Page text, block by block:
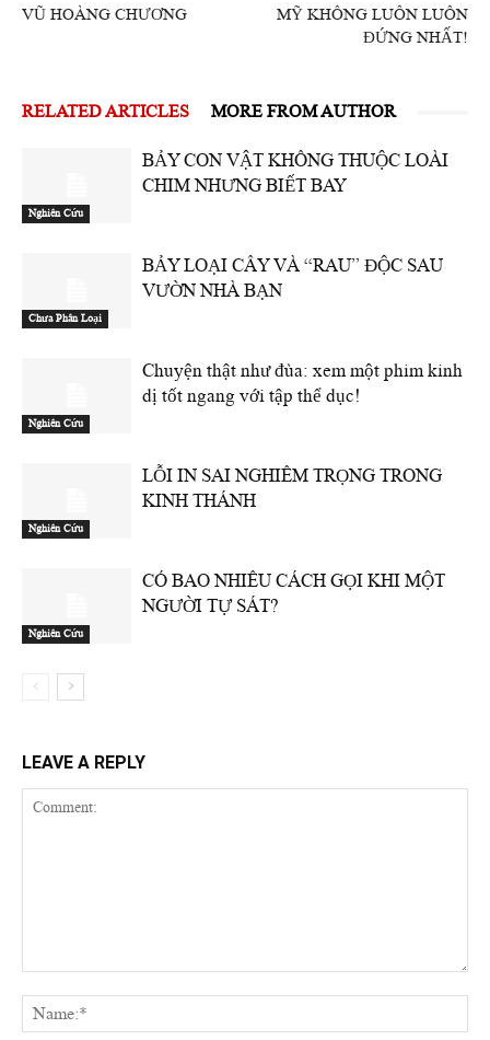
VŨ HOÀNG CHƯƠNG
MỸ KHÔNG LUÔN LUÔN
ĐỨNG NHẤT!
RELATED ARTICLES MORE FROM AUTHOR
Nghiên Cứu
BẢY CON VẬT KHÔNG THUỘC LOÀI
CHIM NHƯNG BIẾT BAY
Chưa Phân Loại
BẢY LOẠI CÂY VÀ “RAU” ĐỘC SAU
VƯỜN NHÀ BẠN
Nghiên Cứu
Chuyện thật như đùa: xem một phim kinh
dị tốt ngang với tập thể dục!
Nghiên Cứu
LỖI IN SAI NGHIÊM TRỌNG TRONG
KINH THÁNH
Nghiên Cứu
CÓ BAO NHIÊU CÁCH GỌI KHI MỘT
NGƯỜI TỰ SÁT?
LEAVE A REPLY